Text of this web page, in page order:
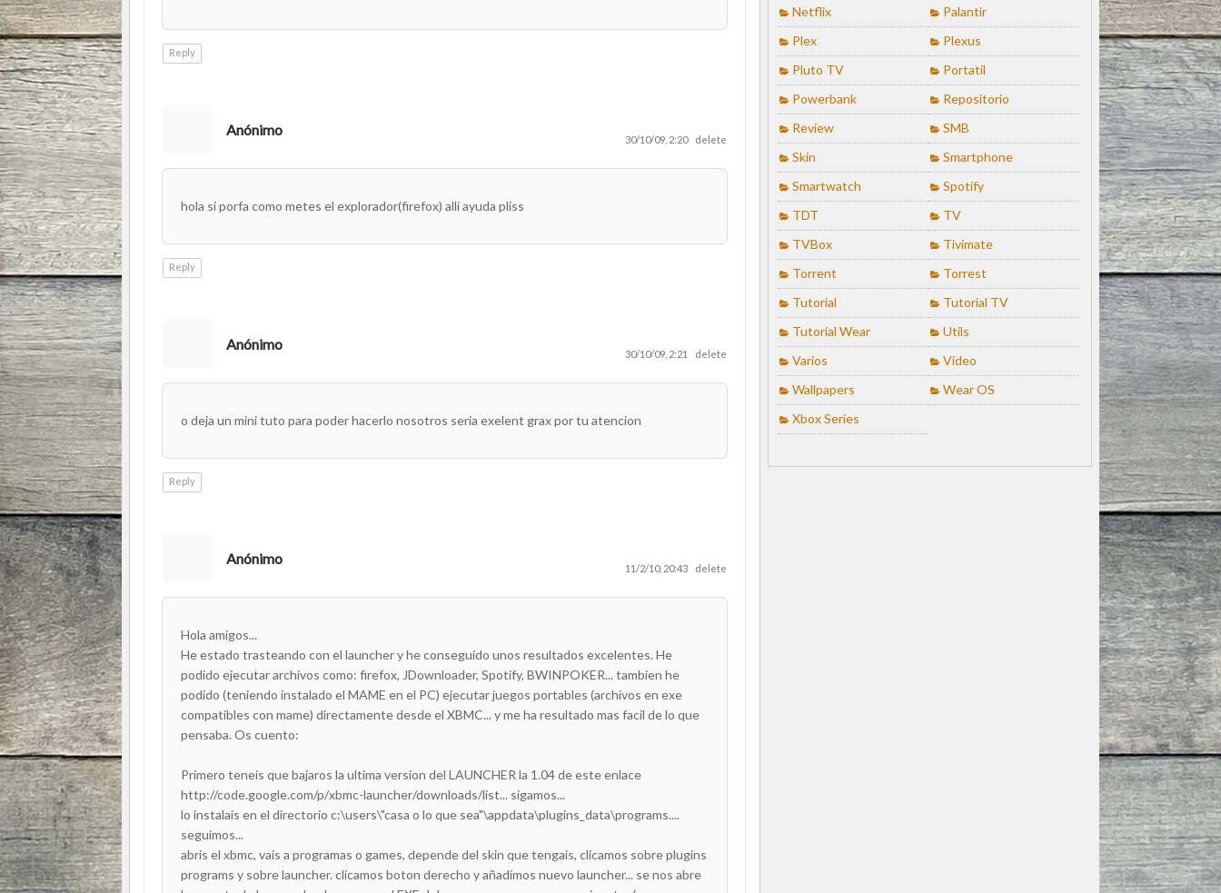
Reply
Anónimo
30/10/09, 2:20 delete
hola si porfa como metes el explorador(firefox) alli ayuda pliss
Reply
Anónimo
30/10/09, 2:21 delete
o deja un mini tuto para poder hacerlo nosotros seria exelent grax por tu atencion
Reply
Anónimo
11/2/10, 20:43 delete
Hola amigos...
He estado trasteando con el launcher y he conseguido unos resultados excelentes. He
podido ejecutar archivos como: firefox, JDownloader, Spotify, BWINPOKER... tambien he
podido (teniendo instalado el MAME en el PC) ejecutar juegos portables (archivos en exe
compatibles con mame) directamente desde el XBMC... y me ha resultado mas facil de lo que
pensaba. Os cuento:
Primero teneis que bajaros la ultima version del LAUNCHER la 1.04 de este enlace
http://code.google.com/p/xbmc-launcher/downloads/list... sigamos...
lo instalais en el directorio c:\users\"casa o lo que sea"\appdata\plugins_data\programs....
seguimos...
abris el xbmc, vais a programas o games, depende del skin que tengais, clicamos sobre plugins
programs y sobre launcher. clicamos boton derecho y añadimos nuevo launcher... se nos abre
Netflix
Palantir
Plex
Plexus
Pluto TV
Portatil
Powerbank
Repositorio
Review
SMB
Skin
Smartphone
Smartwatch
Spotify
TDT
TV
TVBox
Tivimate
Torrent
Torrest
Tutorial
Tutorial TV
Tutorial Wear
Utils
Varios
Video
Wallpapers
Wear OS
Xbox Series